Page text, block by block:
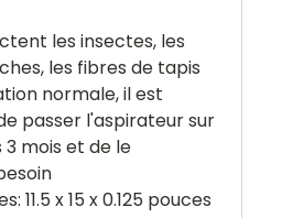
les insectes, les
les fibres de tapis
normale, il est
passer l'aspirateur sur
mois et de le
11.5 x 15 x 0.125 pouces